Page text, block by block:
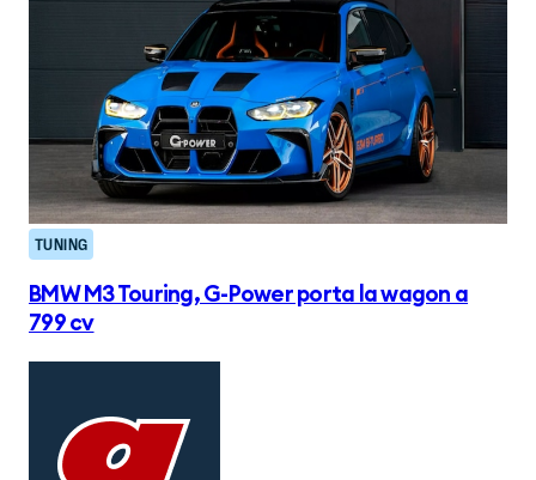
TUNING
BMW M3 Touring, G-Power porta la wagon a
799 cv